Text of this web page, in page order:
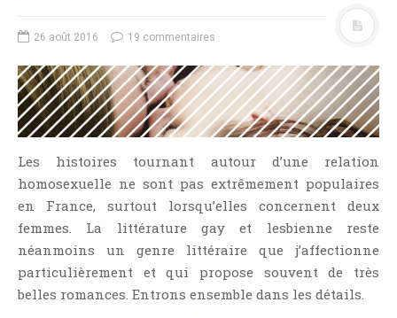
NOS COUPS DE ♥
NOS VIDÉOS
RENDEZ-VOUS LIVRESQUES
SWAPS & CHALLENGES
LES TAGS
QUI SOMMES-NOUS ?
LIENS
CONTACT
26 août 2016 19 commentaires
Les histoires tournant autour d’une relation
homosexuelle ne sont pas extrêmement populaires
en France, surtout lorsqu’elles concernent deux
femmes. La littérature gay et lesbienne reste
néanmoins un genre littéraire que j’affectionne
particulièrement et qui propose souvent de très
belles romances. Entrons ensemble dans les détails.